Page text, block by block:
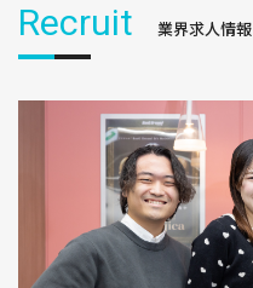
Recruit 業界求人情報